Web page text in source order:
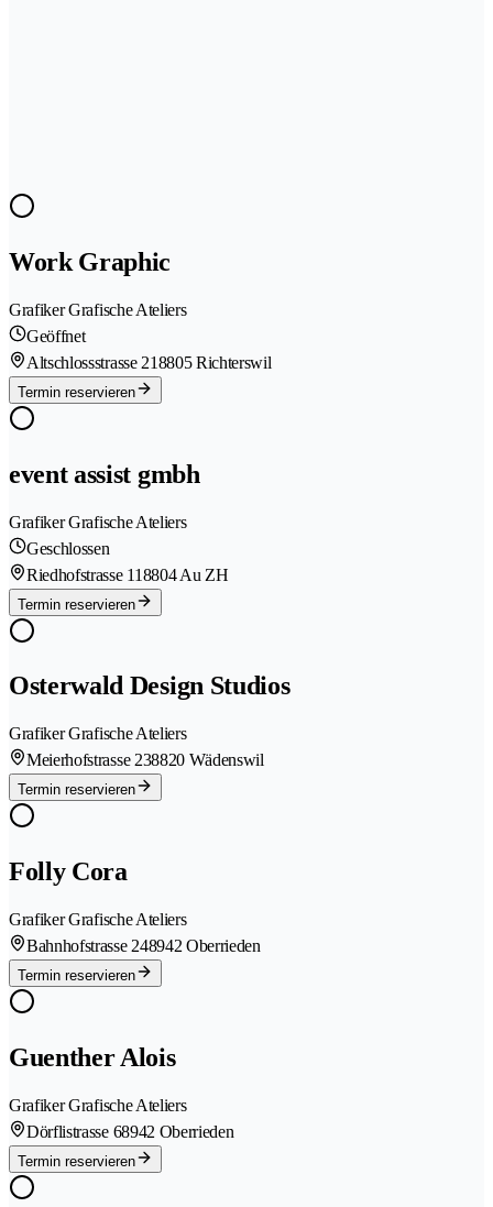
Work Graphic
Grafiker Grafische Ateliers
Geöffnet
Altschlossstrasse 218805 Richterswil
Termin reservieren
event assist gmbh
Grafiker Grafische Ateliers
Geschlossen
Riedhofstrasse 118804 Au ZH
Termin reservieren
Osterwald Design Studios
Grafiker Grafische Ateliers
Meierhofstrasse 238820 Wädenswil
Termin reservieren
Folly Cora
Grafiker Grafische Ateliers
Bahnhofstrasse 248942 Oberrieden
Termin reservieren
Guenther Alois
Grafiker Grafische Ateliers
Dörflistrasse 68942 Oberrieden
Termin reservieren